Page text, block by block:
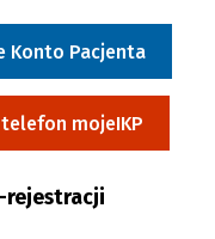
Konto Pacjenta
mojeIKP
rejestracjina temat